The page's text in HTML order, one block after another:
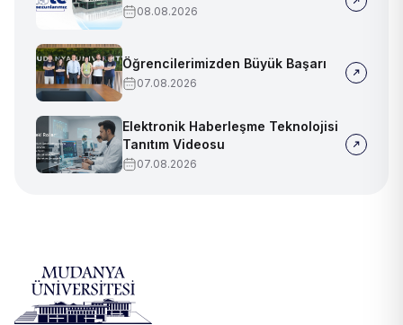
08.08.2026
Öğrencilerimizden Büyük Başarı
07.08.2026
Elektronik Haberleşme Teknolojisi
Tanıtım Videosu
07.08.2026